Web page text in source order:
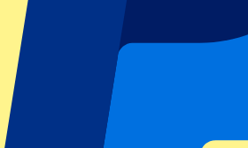
Información del evento
Acerca de EEUU vs Canadá |
Competición
ICC Men's T20 World Cup West Indies &
Partido
EEUU vs Canadá | T20 World Cup